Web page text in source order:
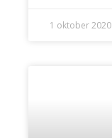
1 oktober 2020